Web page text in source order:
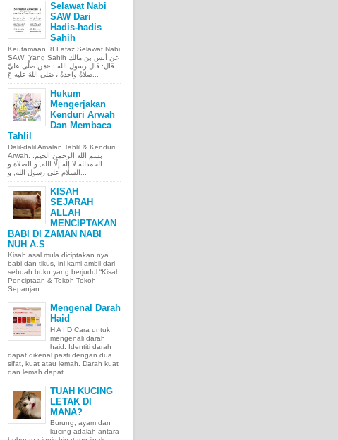
Selawat Nabi
SAW Dari
Hadis-hadis
Sahih
Keutamaan 8 Lafaz Selawat Nabi
SAW Yang Sahih عن أنس بن مالك
قال: قال رسول الله : «مَن صلَّى عليَّ
Hukum
Mengerjakan
Kenduri Arwah
Dan Membaca
Tahlil
Dalil-dalil Amalan Tahlil & Kenduri
Arwah. بسم الله الرحمن الحيم.
الحمدلله لا إله إلّا الله, و الصلاة و
KISAH
SEJARAH
ALLAH
MENCIPTAKAN
BABI DI ZAMAN NABI
NUH A.S
Kisah asal mula diciptakan nya
babi dan tikus, ini kami ambil dari
sebuah buku yang berjudul “Kisah
Penciptaan & Tokoh-Tokoh
Sepanjan...
Mengenal Darah
Haid
H A I D Cara untuk
mengenali darah
haid. Identiti darah
dapat dikenal pasti dengan dua
sifat, kuat atau lemah. Darah kuat
dan lemah dapat ...
TUAH KUCING
LETAK DI
MANA?
Burung, ayam dan
kucing adalah antara